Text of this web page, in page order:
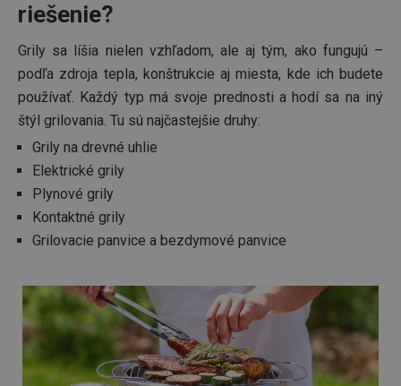
riešenie?
Grily sa líšia nielen vzhľadom, ale aj tým, ako fungujú –
podľa zdroja tepla, konštrukcie aj miesta, kde ich budete
používať. Každý typ má svoje prednosti a hodí sa na iný
štýl grilovania. Tu sú najčastejšie druhy:
Grily na drevné uhlie
Elektrické grily
Plynové grily
Kontaktné grily
Grilovacie panvice a bezdymové panvice